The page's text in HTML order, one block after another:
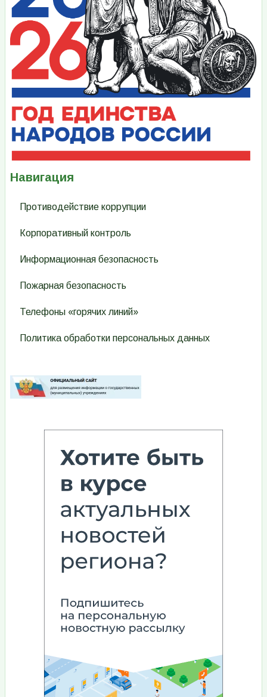
Навигация
Противодействие коррупции
Корпоративный контроль
Информационная безопасность
Пожарная безопасность
Телефоны «горячих линий»
Политика обработки персональных данных
Изображение